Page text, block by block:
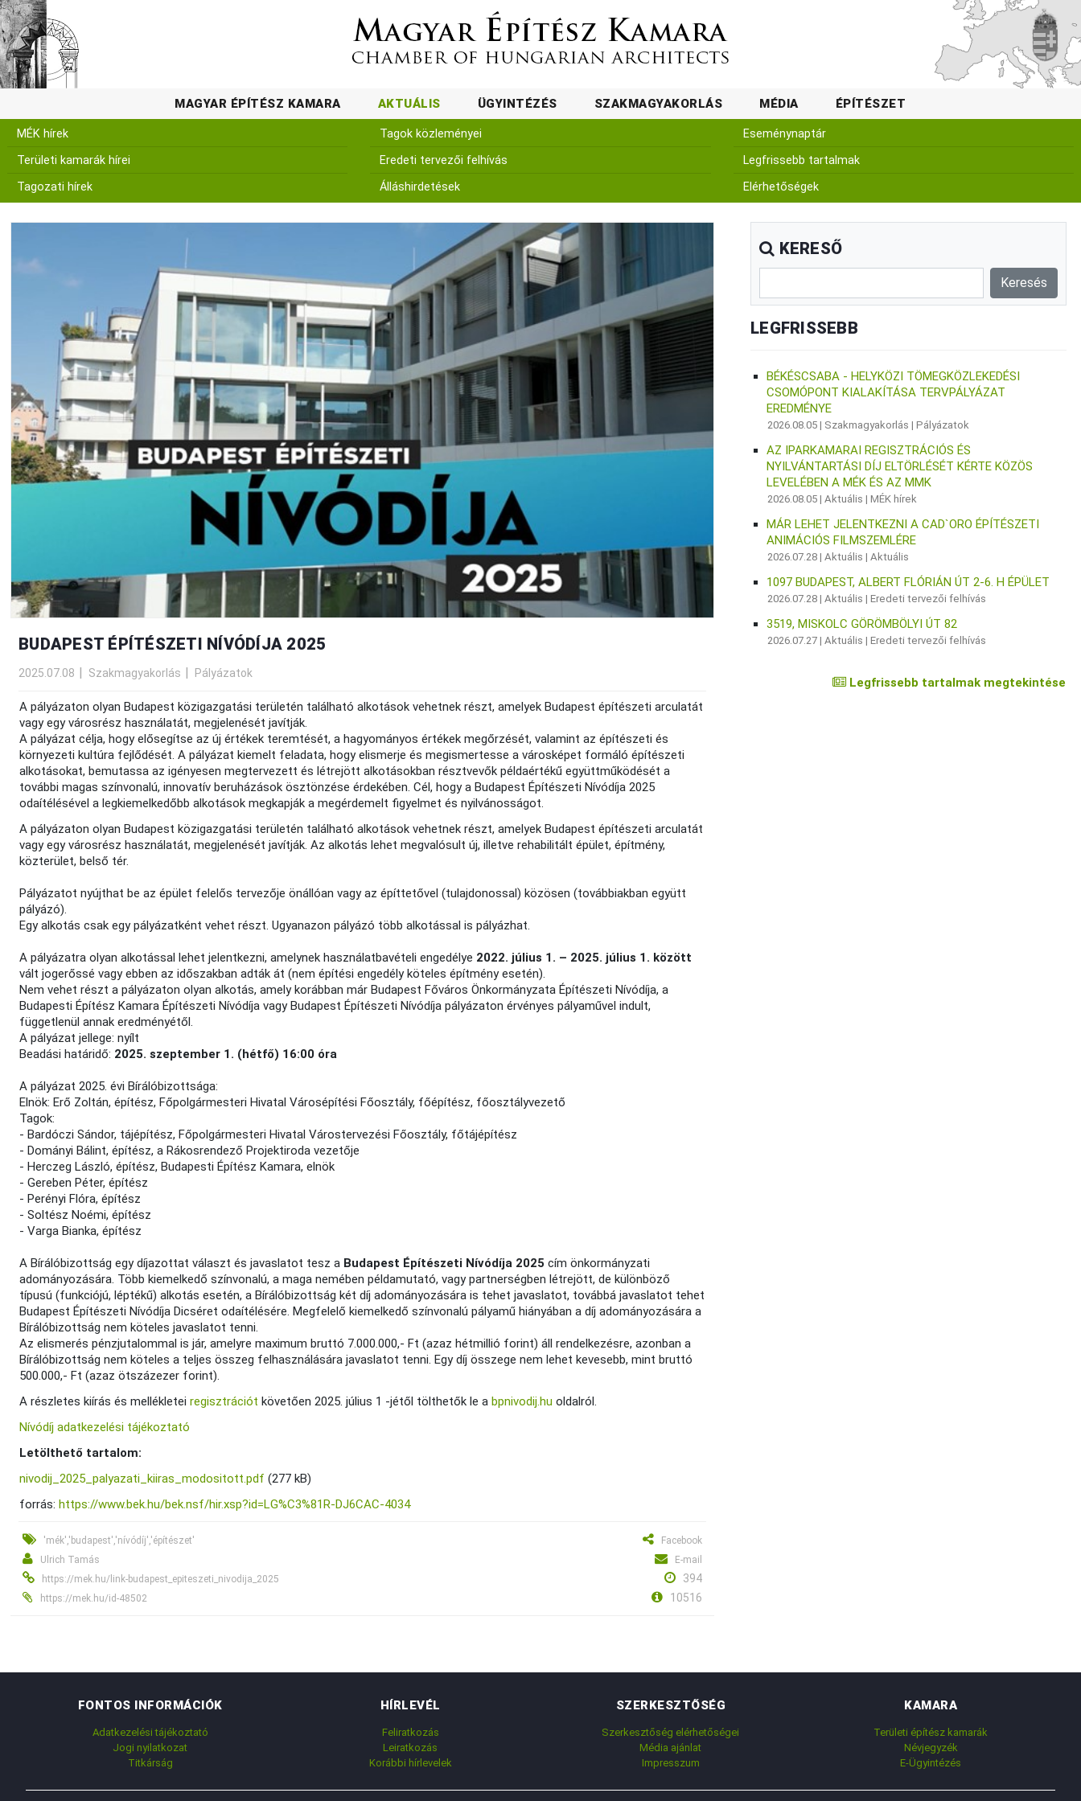
MAGYAR ÉPÍTÉSZ KAMARA AKTUÁLIS ÜGYINTÉZÉS SZAKMAGYAKORLÁS MÉDIA ÉPÍTÉSZET
MÉK hírek
Területi kamarák hírei
Tagozati hírek
Tagok közleményei
Eredeti tervezői felhívás
Álláshirdetések
Eseménynaptár
Legfrissebb tartalmak
Elérhetőségek
BUDAPEST ÉPÍTÉSZETI NÍVÓDÍJA 2025
2025.07.08 Szakmagyakorlás Pályázatok
A pályázaton olyan Budapest közigazgatási területén található alkotások vehetnek részt, amelyek Budapest építészeti arculatát
vagy egy városrész használatát, megjelenését javítják.
A pályázat célja, hogy elősegítse az új értékek teremtését, a hagyományos értékek megőrzését, valamint az építészeti és
környezeti kultúra fejlődését. A pályázat kiemelt feladata, hogy elismerje és megismertesse a városképet formáló építészeti
alkotásokat, bemutassa az igényesen megtervezett és létrejött alkotásokban résztvevők példaértékű együttműködését a
további magas színvonalú, innovatív beruházások ösztönzése érdekében. Cél, hogy a Budapest Építészeti Nívódíja 2025
odaítélésével a legkiemelkedőbb alkotások megkapják a megérdemelt figyelmet és nyilvánosságot.
A pályázaton olyan Budapest közigazgatási területén található alkotások vehetnek részt, amelyek Budapest építészeti arculatát
vagy egy városrész használatát, megjelenését javítják. Az alkotás lehet megvalósult új, illetve rehabilitált épület, építmény,
közterület, belső tér.
Pályázatot nyújthat be az épület felelős tervezője önállóan vagy az építtetővel (tulajdonossal) közösen (továbbiakban együtt
pályázó).
Egy alkotás csak egy pályázatként vehet részt. Ugyanazon pályázó több alkotással is pályázhat.
A pályázatra olyan alkotással lehet jelentkezni, amelynek használatbavételi engedélye 2022. július 1. – 2025. július 1. között
vált jogerőssé vagy ebben az időszakban adták át (nem építési engedély köteles építmény esetén).
Nem vehet részt a pályázaton olyan alkotás, amely korábban már Budapest Főváros Önkormányzata Építészeti Nívódíja, a
Budapesti Építész Kamara Építészeti Nívódíja vagy Budapest Építészeti Nívódíja pályázaton érvényes pályaművel indult,
függetlenül annak eredményétől.
A pályázat jellege: nyílt
Beadási határidő: 2025. szeptember 1. (hétfő) 16:00 óra
A pályázat 2025. évi Bírálóbizottsága:
Elnök: Erő Zoltán, építész, Főpolgármesteri Hivatal Városépítési Főosztály, főépítész, főosztályvezető
Tagok:
- Bardóczi Sándor, tájépítész, Főpolgármesteri Hivatal Várostervezési Főosztály, főtájépítész
- Dományi Bálint, építész, a Rákosrendező Projektiroda vezetője
- Herczeg László, építész, Budapesti Építész Kamara, elnök
- Gereben Péter, építész
- Perényi Flóra, építész
- Soltész Noémi, építész
- Varga Bianka, építész
A Bírálóbizottság egy díjazottat választ és javaslatot tesz a Budapest Építészeti Nívódíja 2025 cím önkormányzati
adományozására. Több kiemelkedő színvonalú, a maga nemében példamutató, vagy partnerségben létrejött, de különböző
típusú (funkciójú, léptékű) alkotás esetén, a Bírálóbizottság két díj adományozására is tehet javaslatot, továbbá javaslatot tehet
Budapest Építészeti Nívódíja Dicséret odaítélésére. Megfelelő kiemelkedő színvonalú pályamű hiányában a díj adományozására a
Bírálóbizottság nem köteles javaslatot tenni.
Az elismerés pénzjutalommal is jár, amelyre maximum bruttó 7.000.000,- Ft (azaz hétmillió forint) áll rendelkezésre, azonban a
Bírálóbizottság nem köteles a teljes összeg felhasználására javaslatot tenni. Egy díj összege nem lehet kevesebb, mint bruttó
500.000,- Ft (azaz ötszázezer forint).
A részletes kiírás és mellékleteiregisztrációtkövetően 2025. július 1 -jétől tölthetők le abpnivodij.hu oldalról.
Nívódíj adatkezelési tájékoztató
Letölthető tartalom:
nivodij_2025_palyazati_kiiras_modositott.pdf(277 kB)
forrás:https://www.bek.hu/bek.nsf/hir.xsp?id=LG%C3%81R-DJ6CAC-4034
'mék','budapest','nívódíj','építészet'
Facebook
Ulrich Tamás
E-mail
https://mek.hu/link-budapest_epiteszeti_nivodija_2025
394
https://mek.hu/id-48502 10516
KERESŐ
LEGFRISSEBB
BÉKÉSCSABA - HELYKÖZI TÖMEGKÖZLEKEDÉSI
CSOMÓPONT KIALAKÍTÁSA TERVPÁLYÁZAT
EREDMÉNYE
2026.08.05 | Szakmagyakorlás |Pályázatok
AZ IPARKAMARAI REGISZTRÁCIÓS ÉS
NYILVÁNTARTÁSI DÍJ ELTÖRLÉSÉT KÉRTE KÖZÖS
LEVELÉBEN A MÉK ÉS AZ MMK
2026.08.05 |Aktuális |MÉK hírek
MÁR LEHET JELENTKEZNI A CAD`ORO ÉPÍTÉSZETI
ANIMÁCIÓS FILMSZEMLÉRE
2026.07.28 |Aktuális |Aktuális
1097 BUDAPEST, ALBERT FLÓRIÁN ÚT 2-6. H ÉPÜLET
2026.07.28 |Aktuális |Eredeti tervezői felhívás
3519, MISKOLC GÖRÖMBÖLYI ÚT 82
2026.07.27 |Aktuális |Eredeti tervezői felhívás
Legfrissebb tartalmak megtekintése
FONTOS INFORMÁCIÓK
Adatkezelési tájékoztató
Jogi nyilatkozat
Titkárság
HÍRLEVÉL
Feliratkozás
Leiratkozás
Korábbi hírlevelek
SZERKESZTŐSÉG
Szerkesztőség elérhetőségei
Média ajánlat
Impresszum
KAMARA
Területi építész kamarák
Névjegyzék
E-Ügyintézés